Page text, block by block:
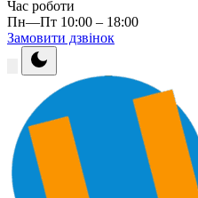
Час роботи
Пн—Пт 10:00 – 18:00
Замовити дзвінок